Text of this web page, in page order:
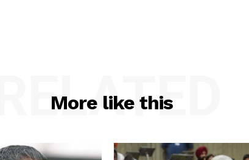
More like this
RELATED